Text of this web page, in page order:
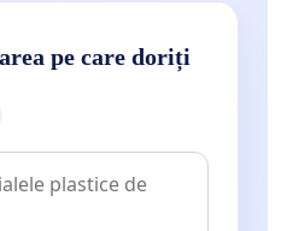
pe care doriți